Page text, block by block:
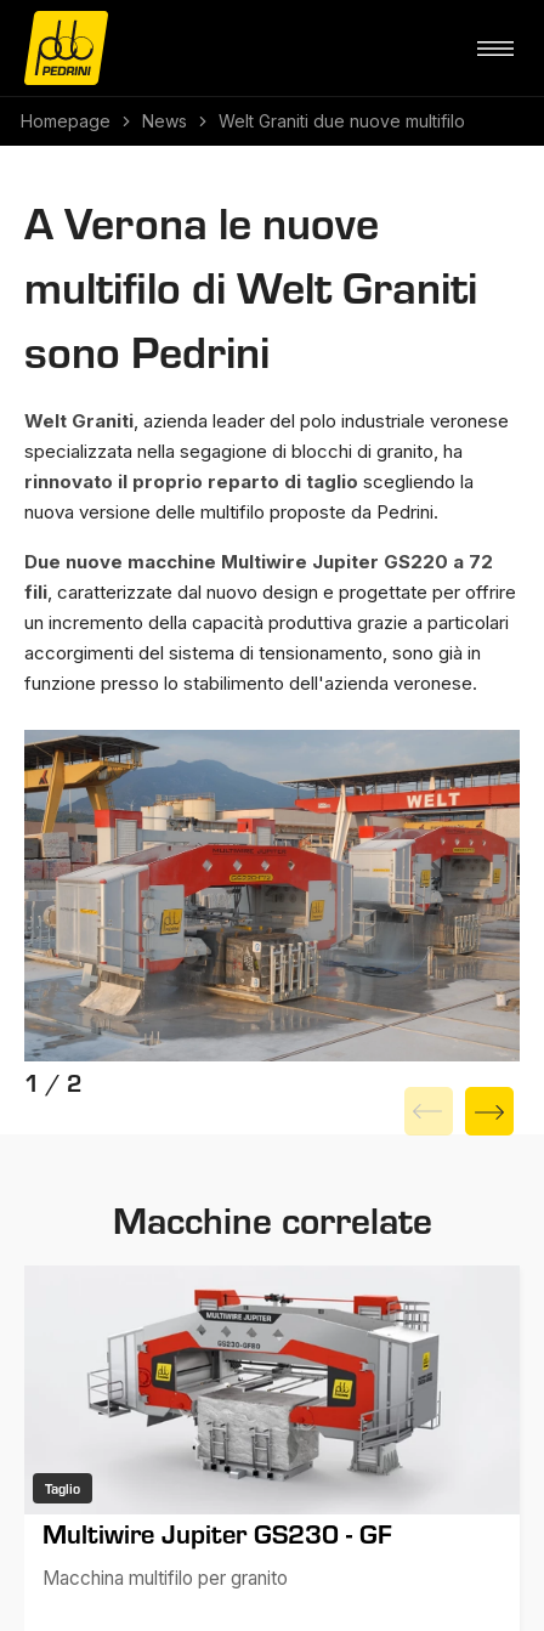
Homepage News Welt Graniti due nuove multifilo
A Verona le nuove
multifilo di Welt Graniti
sono Pedrini
Welt Graniti, azienda leader del polo industriale veronese
specializzata nella segagione di blocchi di granito, ha
rinnovato il proprio reparto di taglio scegliendo la
nuova versione delle multifilo proposte da Pedrini.
Due nuove macchine Multiwire Jupiter GS220 a 72
fili, caratterizzate dal nuovo design e progettate per offrire
un incremento della capacità produttiva grazie a particolari
accorgimenti del sistema di tensionamento, sono già in
funzione presso lo stabilimento dell'azienda veronese.
1 / 2
Macchine correlate
Taglio
Multiwire Jupiter GS230 - GF
Macchina multifilo per granito